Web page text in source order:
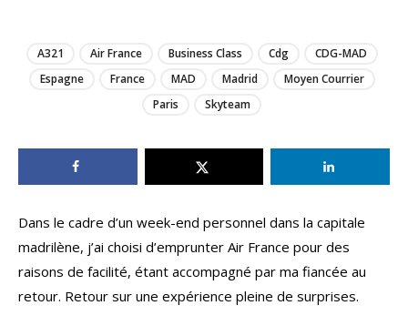
A321 Air France Business Class Cdg
CDG-MAD
Espagne
France MAD Madrid
Moyen Courrier
Paris
Skyteam
Dans le cadre d’un week-end personnel dans la capitale
madrilène, j’ai choisi d’emprunter Air France pour des
raisons de facilité, étant accompagné par ma fiancée au
retour. Retour sur une expérience pleine de surprises.